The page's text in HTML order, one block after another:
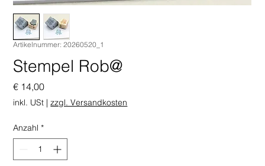
Artikelnummer: 20260520_1
Stempel Rob@
€ 14,00Preis
inkl. USt |zzgl. Versandkosten
Anzahl *